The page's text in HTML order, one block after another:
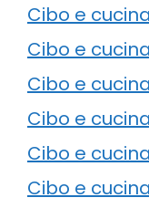
Cibo e
Cibo e
Cibo e
Cibo e
Cibo e
Cibo e